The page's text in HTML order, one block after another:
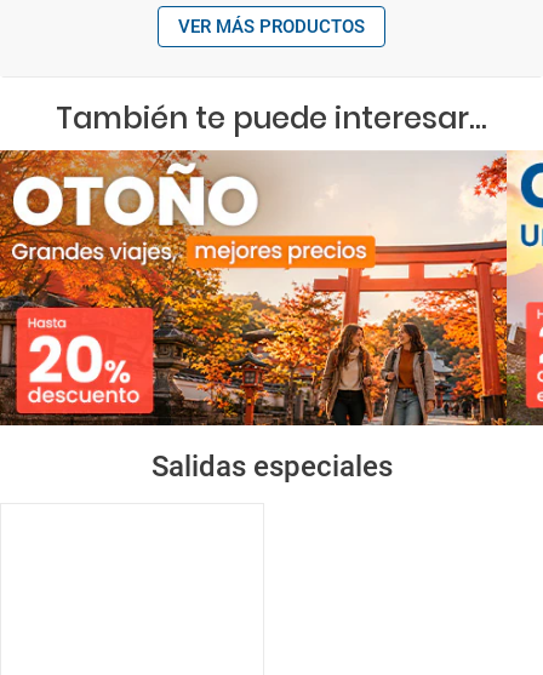
VER MÁS PRODUCTOS
También te puede interesar...
Salidas especiales